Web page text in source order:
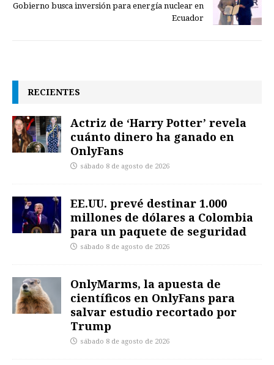
Gobierno busca inversión para energía nuclear en
Ecuador
RECIENTES
Actriz de ‘Harry Potter’ revela
cuánto dinero ha ganado en
OnlyFans
sábado 8 de agosto de 2026
EE.UU. prevé destinar 1.000
millones de dólares a Colombia
para un paquete de seguridad
sábado 8 de agosto de 2026
OnlyMarms, la apuesta de
científicos en OnlyFans para
salvar estudio recortado por
Trump
sábado 8 de agosto de 2026